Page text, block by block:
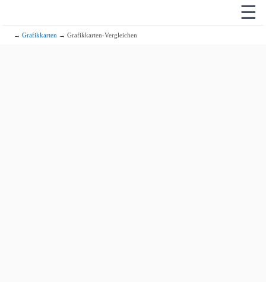
☰
→Grafikkarten → Grafikkarten-Vergleichen